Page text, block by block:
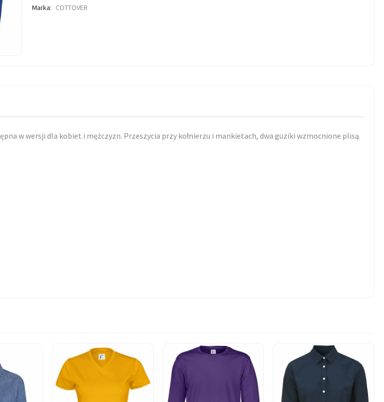
Marka: COTTOVER
w wersji dla kobiet i mężczyzn. Przeszycia przy kołnierzu i mankietach, dwa guziki wzmocnione plisą.